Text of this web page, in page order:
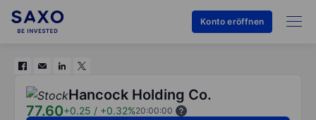
Konto eröffnen
Hancock Holding Co.
77.60+0.25 / +0.32%20:00:00